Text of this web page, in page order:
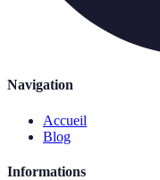
Navigation
Accueil
Blog
Informations